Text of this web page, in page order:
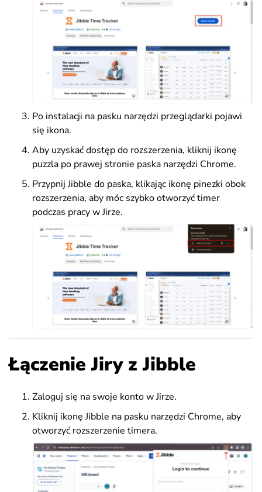
Po instalacji na pasku narzędzi przeglądarki pojawi
się ikona.
Aby uzyskać dostęp do rozszerzenia, kliknij ikonę
puzzla po prawej stronie paska narzędzi Chrome.
Przypnij Jibble do paska, klikając ikonę pinezki obok
rozszerzenia, aby móc szybko otworzyć timer
podczas pracy w Jirze.
Łączenie Jiry z Jibble
Zaloguj się na swoje konto w Jirze.
Kliknij ikonę Jibble na pasku narzędzi Chrome, aby
otworzyć rozszerzenie timera.